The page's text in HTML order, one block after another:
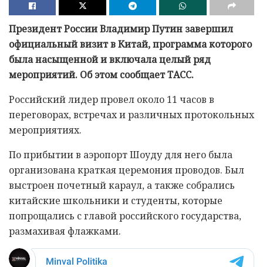
Президент России Владимир Путин завершил
официальный визит в Китай, программа которого
была насыщенной и включала целый ряд
мероприятий. Об этом сообщает ТАСС.
Российский лидер провел около 11 часов в
переговорах, встречах и различных протокольных
мероприятиях.
По прибытии в аэропорт Шоуду для него была
организована краткая церемония проводов. Был
выстроен почетный караул, а также собрались
китайские школьники и студенты, которые
попрощались с главой российского государства,
размахивая флажками.